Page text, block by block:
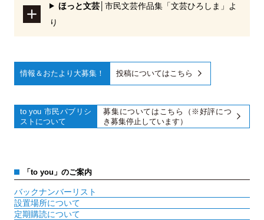
ほっと文芸 │市民文芸作品集「文芸ひろしま」よ
り
投稿についてはこちら
募集についてはこちら（※好評につ
き募集停止しています）
「to you」のご案内
バックナンバーリスト
設置場所について
定期購読について